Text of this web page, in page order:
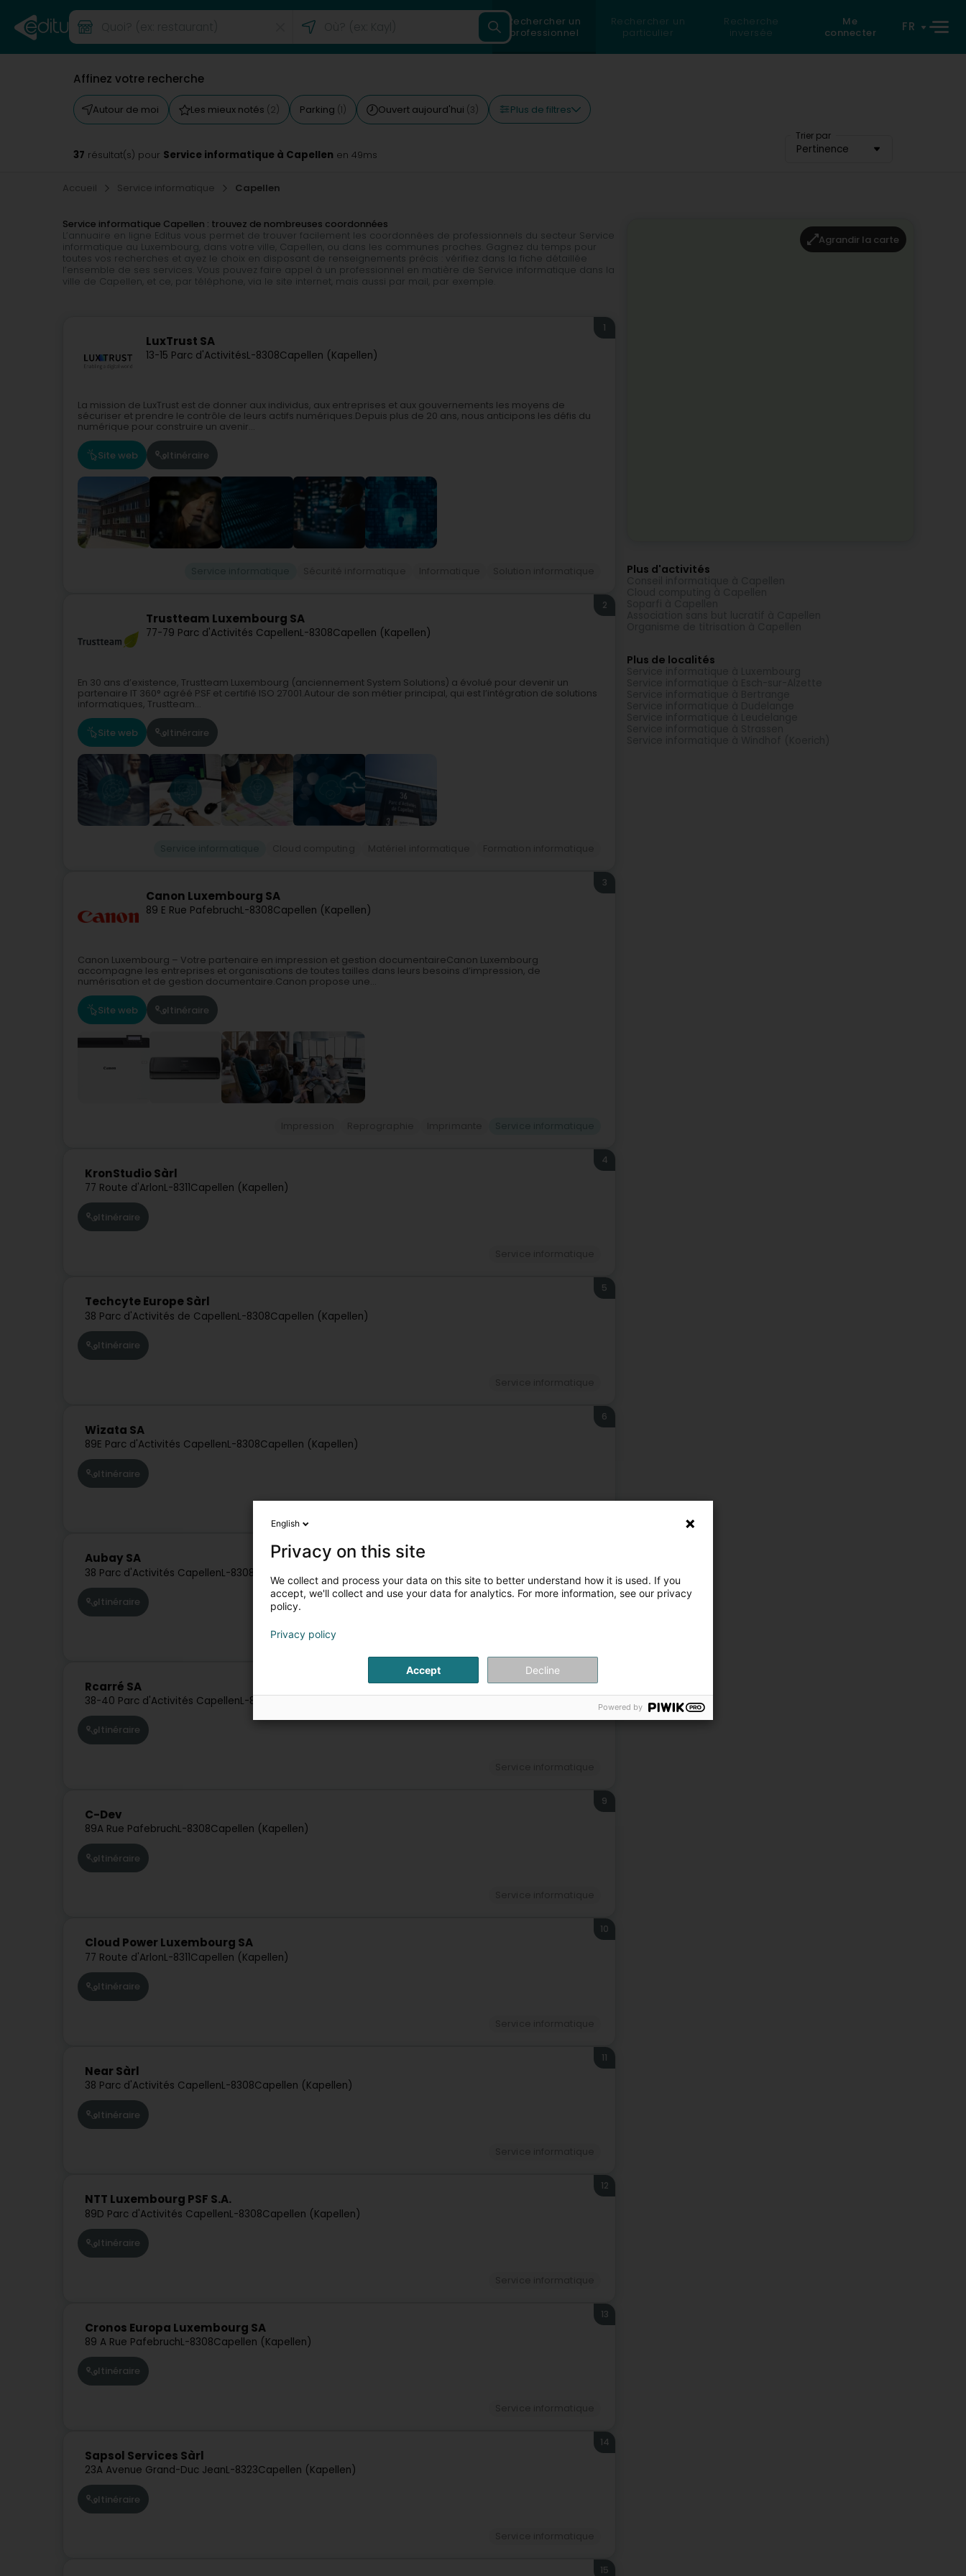
Rechercher un
professionnel
Rechercher un
particulier
Recherche
inversée
Me
connecter
FR
Affinez votre recherche
Autour de moi Les mieux notés (2) Parking (1) Ouvert aujourd'hui (3) Plus de filtres
Trier par
Pertinence
37 résultat(s) pour Service informatique à Capellen en 49ms
Accueil Service informatique Capellen
Service informatique Capellen : trouvez de nombreuses coordonnées
L’annuaire en ligne Editus vous permet de trouver facilement les coordonnées de professionnels du secteur Service
informatique au Luxembourg, dans votre ville, Capellen, ou dans les communes proches. Gagnez du temps pour
toutes vos recherches et ayez le choix en disposant de renseignements précis : vérifiez dans la fiche détaillée
l’ensemble de ses services. Vous pouvez faire appel à un professionnel en matière de Service informatique dans la
ville de Capellen, et ce, par téléphone, via le site internet, mais aussi par mail, par exemple.
LuxTrust SA
13-15 Parc d'ActivitésL-8308Capellen (Kapellen)
1
La mission de LuxTrust est de donner aux individus, aux entreprises et aux gouvernements les moyens de
sécuriser et prendre le contrôle de leurs actifs numériques.Depuis plus de 20 ans, nous anticipons les défis du
numérique pour construire un avenir...
Site web Itinéraire
Trustteam Luxembourg SA
77-79 Parc d'Activités CapellenL-8308Capellen (Kapellen)
2
En 30 ans d’existence, Trustteam Luxembourg (anciennement System Solutions) a évolué pour devenir un
partenaire IT 360° agréé PSF et certifié ISO 27001.Autour de son métier principal, qui est l’intégration de solutions
informatiques, Trustteam...
Site web Itinéraire
Canon Luxembourg SA
89 E Rue PafebruchL-8308Capellen (Kapellen)
3
Canon Luxembourg – Votre partenaire en impression et gestion documentaireCanon Luxembourg
accompagne les entreprises et organisations de toutes tailles dans leurs besoins d’impression, de
numérisation et de gestion documentaire.Canon propose une...
Site web Itinéraire
KronStudio Sàrl
77 Route d'ArlonL-8311Capellen (Kapellen)
4
Itinéraire
Techcyte Europe Sàrl
38 Parc d'Activités de CapellenL-8308Capellen (Kapellen)
5
Itinéraire
Wizata SA
89E Parc d'Activités CapellenL-8308Capellen (Kapellen)
6
Itinéraire
Aubay SA
38 Parc d'Activités CapellenL-8308
Itinéraire
Rcarré SA
38-40 Parc d'Activités CapellenL-8308
Itinéraire
C-Dev
89A Rue PafebruchL-8308Capellen (Kapellen)
9
Itinéraire
Cloud Power Luxembourg SA
77 Route d'ArlonL-8311Capellen (Kapellen)
10
Itinéraire
Near Sàrl
38 Parc d'Activités CapellenL-8308Capellen (Kapellen)
11
Itinéraire
NTT Luxembourg PSF S.A.
89D Parc d'Activités CapellenL-8308Capellen (Kapellen)
12
Itinéraire
Cronos Europa Luxembourg SA
89 A Rue PafebruchL-8308Capellen (Kapellen)
13
Itinéraire
Sapsol Services Sàrl
23A Avenue Grand-Duc JeanL-8323Capellen (Kapellen)
14
Itinéraire
15
Agrandir la carte
Plus d'activités
Plus de localités
English
Privacy on this site
We collect and process your data on this site to better understand how it is used. If you
accept, we'll collect and use your data for analytics. For more information, see our privacy
policy.
Privacy policy
Accept Decline
Powered by